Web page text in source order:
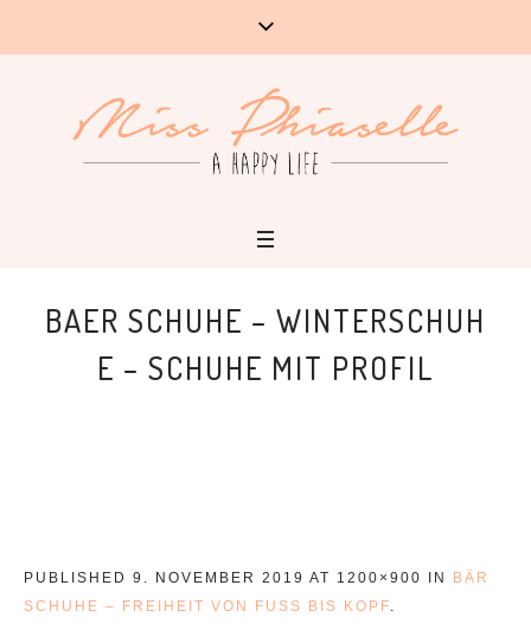
BAER SCHUHE – WINTERSCHUH
E – SCHUHE MIT PROFIL
PUBLISHED 9. NOVEMBER 2019 AT 1200×900 IN BÄR
SCHUHE – FREIHEIT VON FUSS BIS KOPF